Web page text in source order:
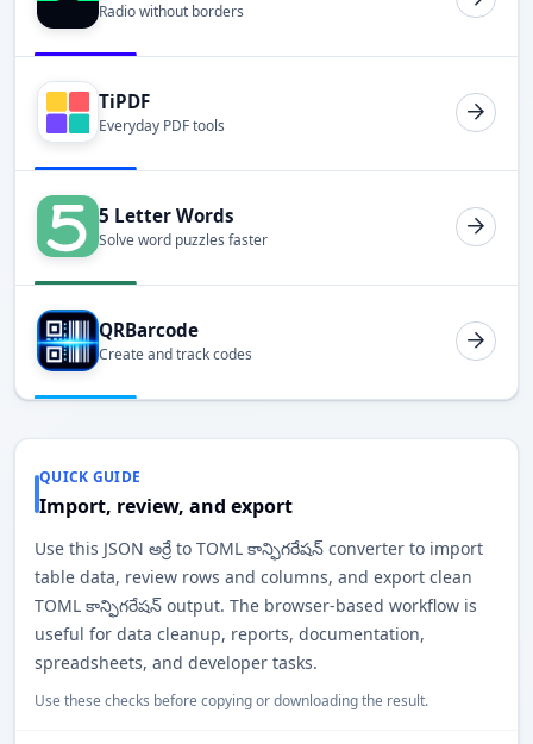
Radio without borders
TiPDF
Everyday PDF tools
5 Letter Words
Solve word puzzles faster
QRBarcode
Create and track codes
QUICK GUIDE
Import, review, and export
Use this JSON అర్రే to TOML కాన్ఫిగరేషన్ converter to import
table data, review rows and columns, and export clean
TOML కాన్ఫిగరేషన్ output. The browser-based workflow is
useful for data cleanup, reports, documentation,
spreadsheets, and developer tasks.
Use these checks before copying or downloading the result.